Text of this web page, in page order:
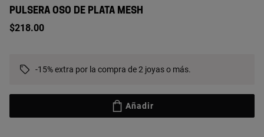
PULSERA OSO DE PLATA MESH
$218.00
-15% extra por la compra de 2 joyas o más.
Añadir